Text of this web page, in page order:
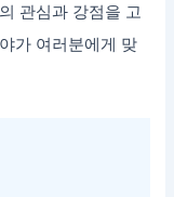
관심과 강점을 고
가 여러분에게 맞